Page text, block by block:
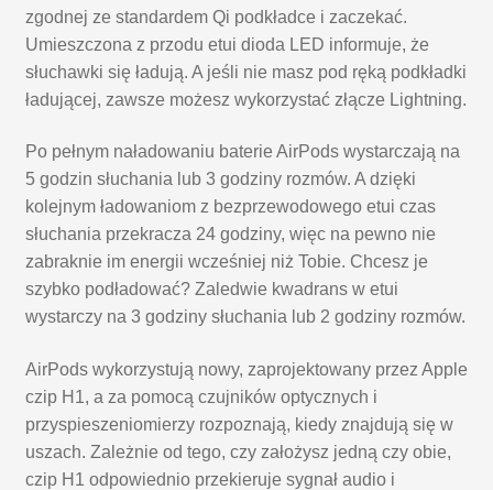
zgodnej ze standardem Qi podkładce i zaczekać.
Umieszczona z przodu etui dioda LED informuje, że
słuchawki się ładują. A jeśli nie masz pod ręką podkładki
ładującej, zawsze możesz wykorzystać złącze Lightning.
Po pełnym naładowaniu baterie AirPods wystarczają na
5 godzin słuchania lub 3 godziny rozmów. A dzięki
kolejnym ładowaniom z bezprzewodowego etui czas
słuchania przekracza 24 godziny, więc na pewno nie
zabraknie im energii wcześniej niż Tobie. Chcesz je
szybko podładować? Zaledwie kwadrans w etui
wystarczy na 3 godziny słuchania lub 2 godziny rozmów.
AirPods wykorzystują nowy, zaprojektowany przez Apple
czip H1, a za pomocą czujników optycznych i
przyspieszeniomierzy rozpoznają, kiedy znajdują się w
uszach. Zależnie od tego, czy założysz jedną czy obie,
czip H1 odpowiednio przekieruje sygnał audio i